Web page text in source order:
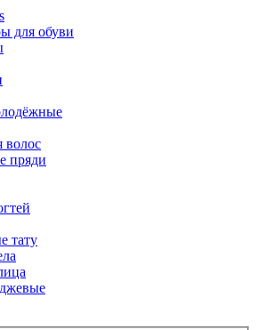
для обуви
волос
пряди
тату